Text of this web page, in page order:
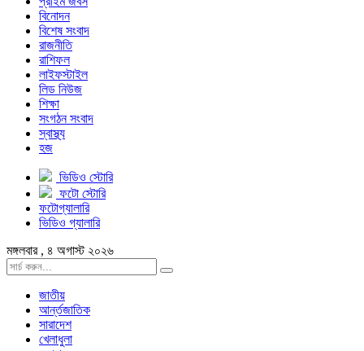
বিনোদন
বিশেষ সংবাদ
রাজনীতি
রাশিফল
লাইফস্টাইল
লিড নিউজ
শিক্ষা
সংগঠন সংবাদ
স্বাস্থ্য
হজ
ভিডিও স্টোরি
ফটো স্টোরি
ফটোগ্যালারি
ভিডিও গ্যালারি
মঙ্গলবার , ৪ অগাস্ট ২০২৬
জাতীয়
আর্ন্তজাতিক
সারাদেশ
খেলাধুলা